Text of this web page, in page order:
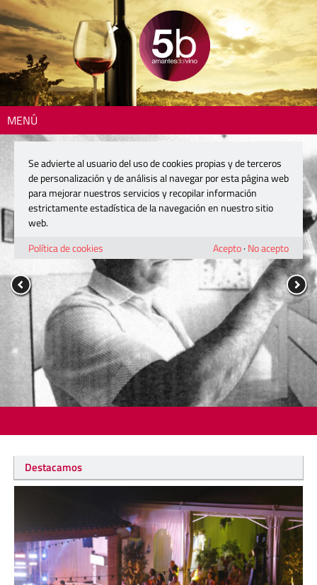
MENÚ
Destacamos
Se advierte al usuario del uso de cookies propias y de terceros
de personalización y de análisis al navegar por esta página web
para mejorar nuestros servicios y recopilar información
estrictamente estadística de la navegación en nuestro sitio
web.
Política de cookies
Acepto· No acepto